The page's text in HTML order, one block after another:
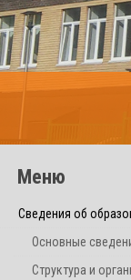
Меню
Сведения об
Основные
Структура и